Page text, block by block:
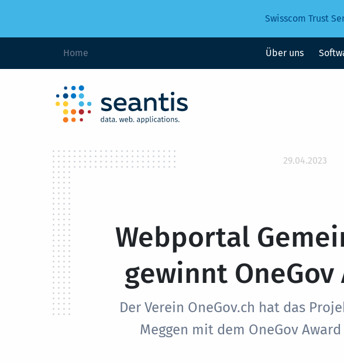
Swisscom Trust
Home Über uns
29.04.2023
Webportal
gewinnt OneGov
Der Verein OneGov.ch hat das
Meggen mit dem OneGov